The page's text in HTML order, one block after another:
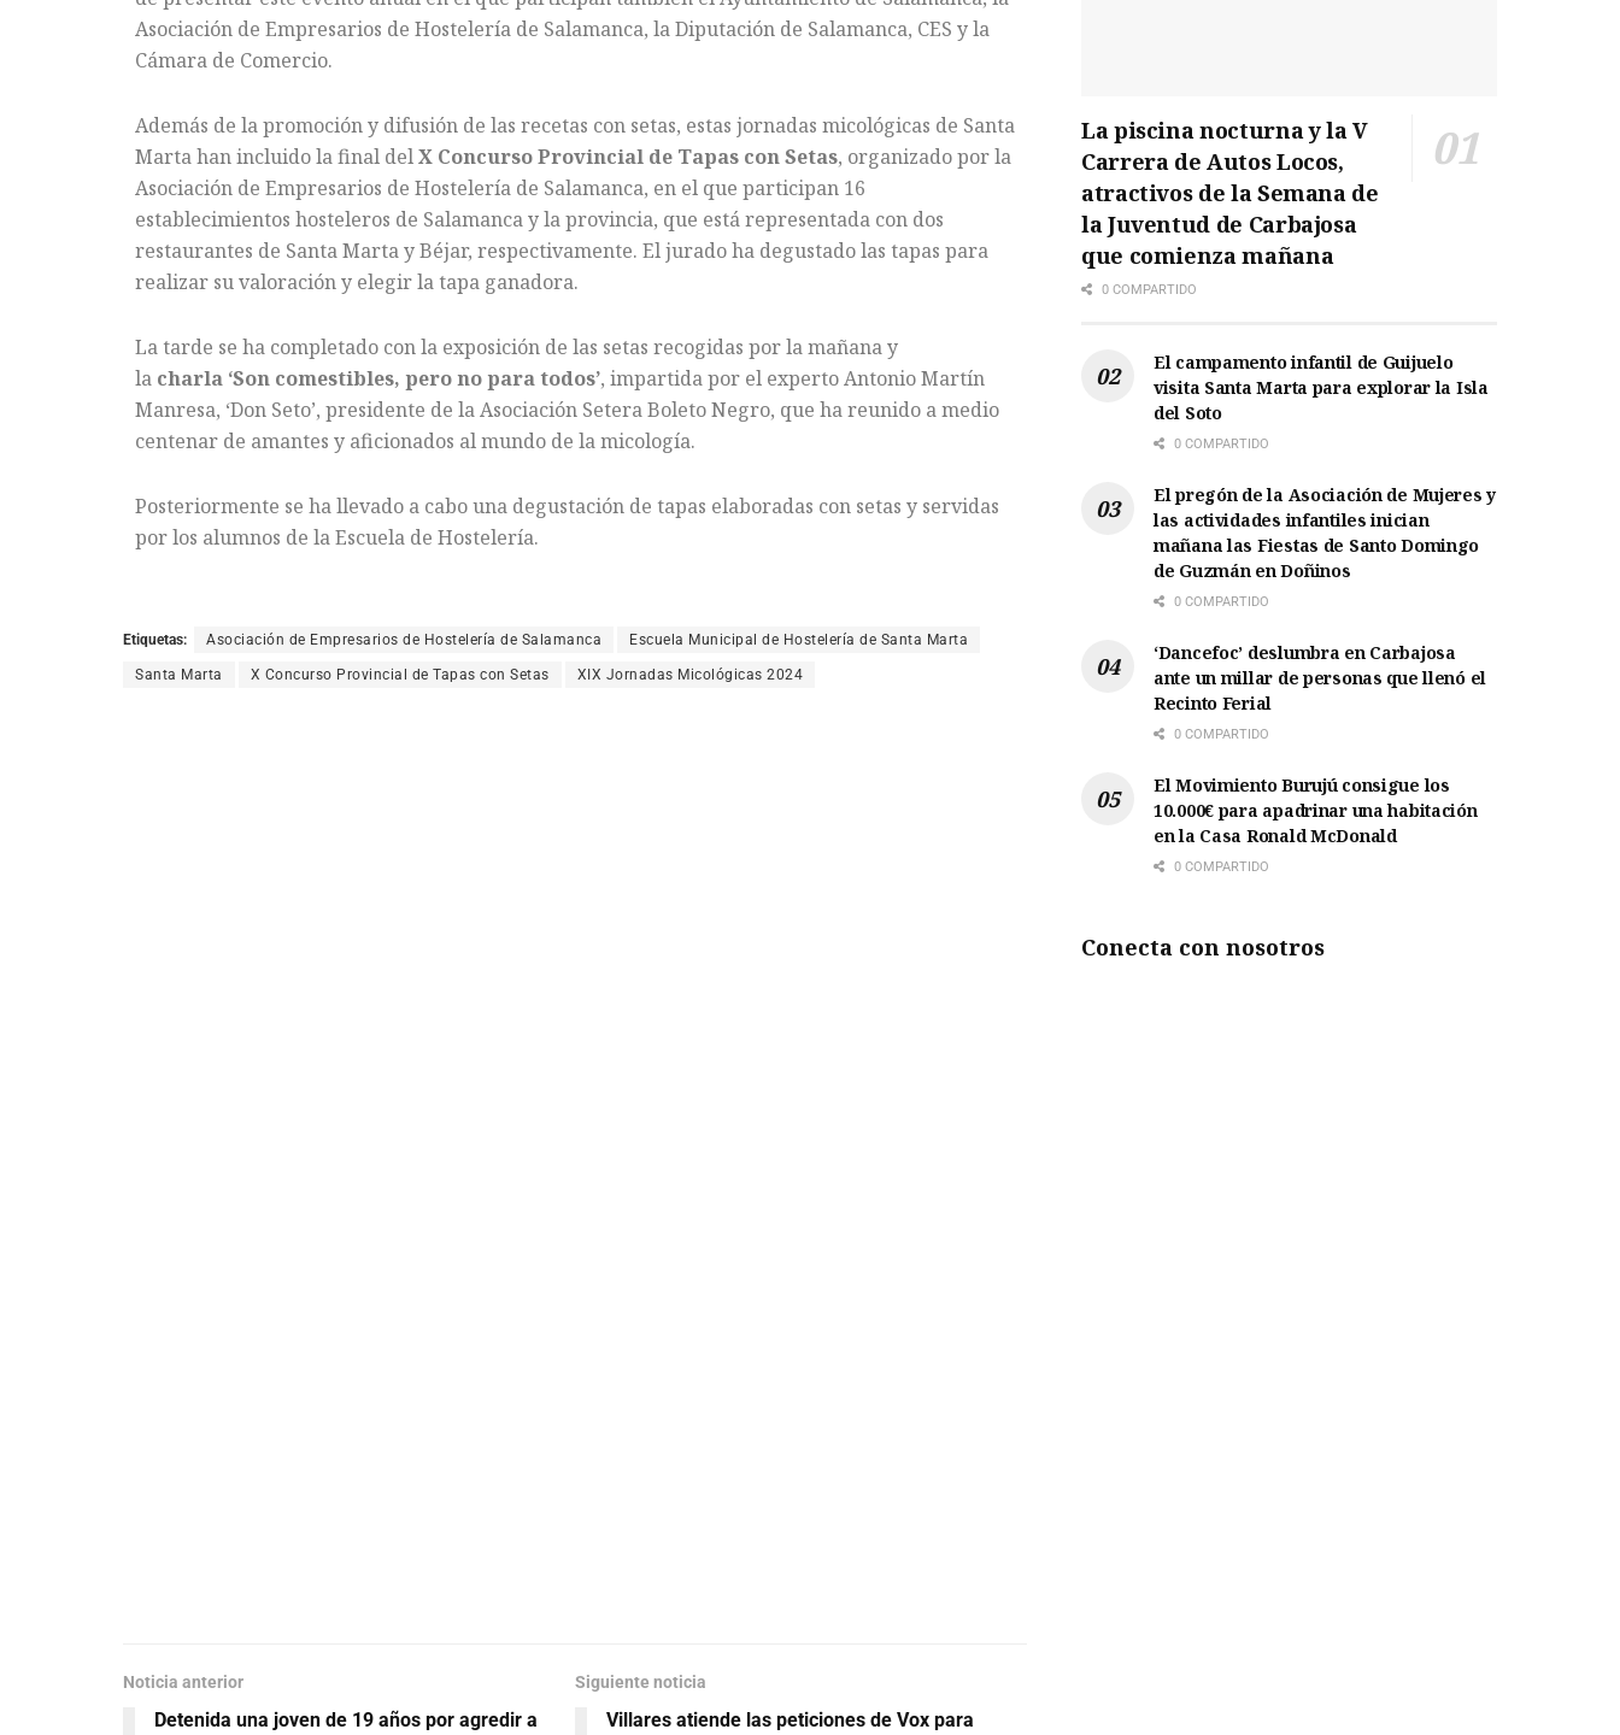
Asociación de Empresarios de Hostelería de Salamanca, la Diputación de Salamanca, CES y la
Cámara de Comercio.
Además de la promoción y difusión de las recetas con setas, estas jornadas micológicas de Santa
Marta han incluido la final delX Concurso Provincial de Tapas con Setas, organizado por la
Asociación de Empresarios de Hostelería de Salamanca, en el que participan 16
establecimientos hosteleros de Salamanca y la provincia, que está representada con dos
restaurantes de Santa Marta y Béjar, respectivamente. El jurado ha degustado las tapas para
realizar su valoración y elegir la tapa ganadora.
La tarde se ha completado con la exposición de las setas recogidas por la mañana y
la charla ‘Son comestibles, pero no para todos’, impartida por el experto Antonio Martín
Manresa, ‘Don Seto’, presidente de la Asociación Setera Boleto Negro, que ha reunido a medio
centenar de amantes y aficionados al mundo de la micología.
Posteriormente se ha llevado a cabo una degustación de tapas elaboradas con setas y servidas
por los alumnos de la Escuela de Hostelería.
Etiquetas: Asociación de Empresarios de Hostelería de Salamanca Escuela Municipal de Hostelería de Santa Marta
Santa Marta X Concurso Provincial de Tapas con Setas XIX Jornadas Micológicas 2024
Noticia anterior
Detenida una joven de 19 años por agredir a
Siguiente noticia
Villares atiende las peticiones de Vox para
La piscina nocturna y la V
Carrera de Autos Locos,
atractivos de la Semana de
la Juventud de Carbajosa
que comienza mañana
0 COMPARTIDO
El campamento infantil de Guijuelo
visita Santa Marta para explorar la Isla
del Soto
0 COMPARTIDO
El pregón de la Asociación de Mujeres y
las actividades infantiles inician
mañana las Fiestas de Santo Domingo
de Guzmán en Doñinos
0 COMPARTIDO
‘Dancefoc’ deslumbra en Carbajosa
ante un millar de personas que llenó el
Recinto Ferial
0 COMPARTIDO
El Movimiento Burujú consigue los
10.000€ para apadrinar una habitación
en la Casa Ronald McDonald
0 COMPARTIDO
Conecta con nosotros